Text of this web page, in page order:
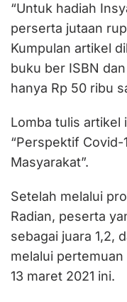
“Untuk hadiah
perserta jutaan
Kumpulan artikel
buku ber ISBN
hanya Rp 50 ribu
Lomba tulis artikel
“Perspektif Covid-
Masyarakat”.
Setelah melalui
Radian, peserta
sebagai juara 1,2,
melalui
13 maret 2021 ini.